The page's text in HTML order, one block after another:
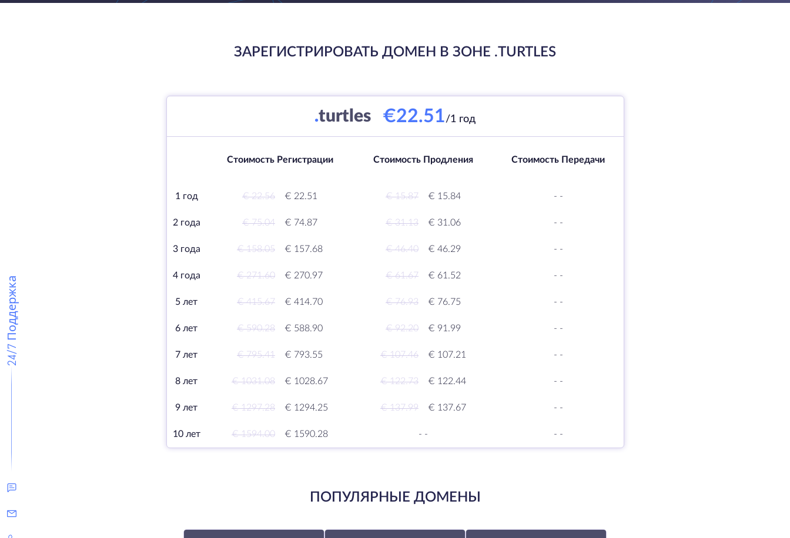
24/7 Поддержка
ЗАРЕГИСТРИРОВАТЬ ДОМЕН В ЗОНЕ .TURTLES
.turtles €22.51/1 год
Стоимость Регистрации Стоимость Продления Стоимость Передачи
1 год € 22.56 € 22.51 € 15.87 € 15.84 - -
2 года € 75.04 € 74.87 € 31.13 € 31.06 - -
3 года € 158.05 € 157.68 € 46.40 € 46.29 - -
4 года € 271.60 € 270.97 € 61.67 € 61.52 - -
5 лет € 415.67 € 414.70 € 76.93 € 76.75 - -
6 лет € 590.28 € 588.90 € 92.20 € 91.99 - -
7 лет € 795.41 € 793.55 € 107.46 € 107.21 - -
8 лет € 1031.08 € 1028.67 € 122.73 € 122.44 - -
9 лет € 1297.28 € 1294.25 € 137.99 € 137.67 - -
10 лет € 1594.00 € 1590.28 - - - -
ПОПУЛЯРНЫЕ ДОМЕНЫ